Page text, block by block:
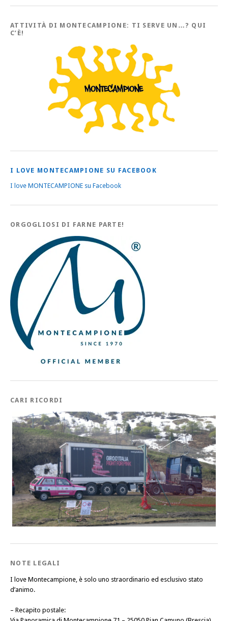
tutti
Articoli
ATTIVITÀ DI MONTECAMPIONE: TI SERVE UN…? QUI
C’È!
I LOVE MONTECAMPIONE SU FACEBOOK
I love MONTECAMPIONE su Facebook
ORGOGLIOSI DI FARNE PARTE!
CARI RICORDI
NOTE LEGALI
I love Montecampione, è solo uno straordinario ed esclusivo stato
d’animo.
– Recapito postale: